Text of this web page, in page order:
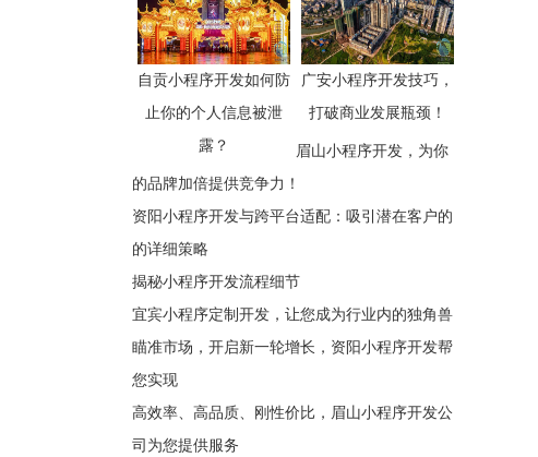
自贡小程序开发如何防
止你的个人信息被泄
露？
广安小程序开发技巧，
打破商业发展瓶颈！
眉山小程序开发，为你
的品牌加倍提供竞争力！
资阳小程序开发与跨平台适配：吸引潜在客户的
的详细策略
揭秘小程序开发流程细节
宜宾小程序定制开发，让您成为行业内的独角兽
瞄准市场，开启新一轮增长，资阳小程序开发帮
您实现
高效率、高品质、刚性价比，眉山小程序开发公
司为您提供服务